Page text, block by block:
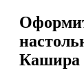
Кашира